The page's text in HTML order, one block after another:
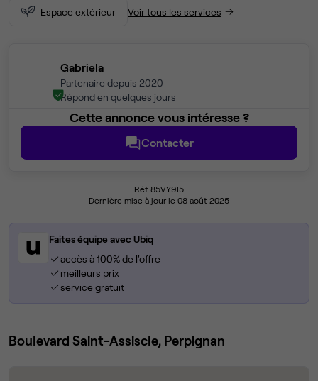
Espace extérieur Voir tous les services
Gabriela
Partenaire depuis 2020
Répond en quelques jours
Cette annonce vous intéresse ?
Contacter
Réf 85VY9I5
Dernière mise à jour le 08 août 2025
Faites équipe avec Ubiq
accès à 100% de l'offre
meilleurs prix
service gratuit
Boulevard Saint-Assiscle, Perpignan